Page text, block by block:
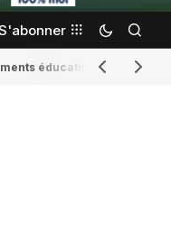
éducatifs Romaine